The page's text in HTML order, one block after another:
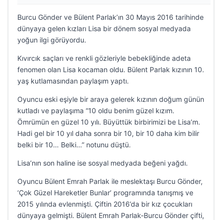
Burcu Gönder ve Bülent Parlak’ın 30 Mayıs 2016 tarihinde
dünyaya gelen kızları Lisa bir dönem sosyal medyada
yoğun ilgi görüyordu.
Kıvırcık saçları ve renkli gözleriyle bebekliğinde adeta
fenomen olan Lisa kocaman oldu. Bülent Parlak kızının 10.
yaş kutlamasından paylaşım yaptı.
Oyuncu eski eşiyle bir araya gelerek kızının doğum günün
kutladı ve paylaşıma “10 oldu benim güzel kızım.
Ömrümün en güzel 10 yılı. Büyüttük birbirimizi be Lisa’m.
Hadi gel bir 10 yıl daha sonra bir 10, bir 10 daha kim bilir
belki bir 10… Belki…” notunu düştü.
Lisa’nın son haline ise sosyal medyada beğeni yağdı.
Oyuncu Bülent Emrah Parlak ile meslektaşı Burcu Gönder,
‘Çok Güzel Hareketler Bunlar’ programında tanışmış ve
2015 yılında evlenmişti. Çiftin 2016’da bir kız çocukları
dünyaya gelmişti. Bülent Emrah Parlak-Burcu Gönder çifti,